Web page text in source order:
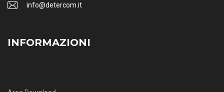
info@detercom.it
INFORMAZIONI